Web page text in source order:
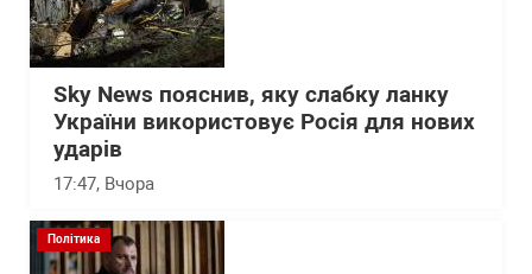
Sky News пояснив, яку слабку ланку
України використовує Росія для нових
ударів
17:47, Вчора
Політика